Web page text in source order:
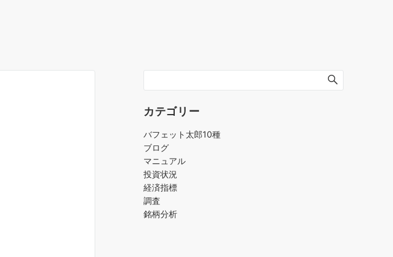
カテゴリー
バフェット太郎10種
ブログ
マニュアル
投資状況
経済指標
調査
銘柄分析